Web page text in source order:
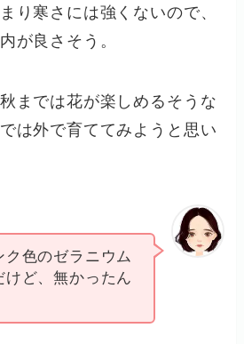
り寒さには強くないので、
が良さそう。
までは花が楽しめるそうな
は外で育ててみようと思い
色のゼラニウム
ど、無かったん